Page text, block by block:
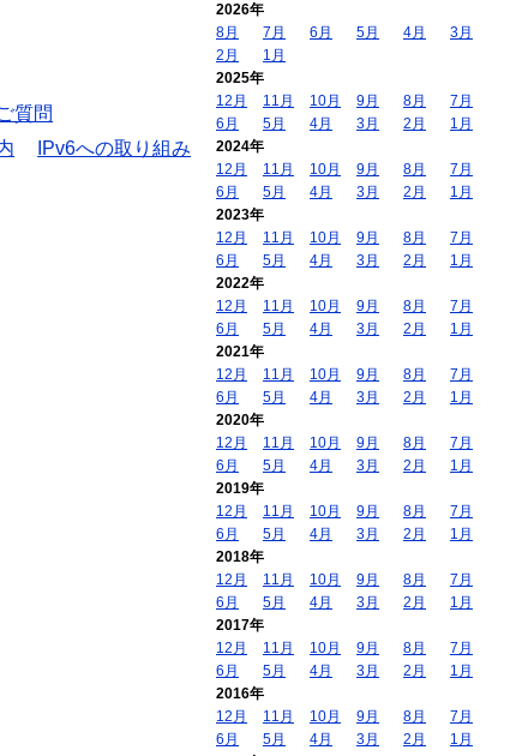
質問
IPv6への取り組み
2026年
8月
7月 6月 5月 4月
3月
2月
1月
2025年
12月
11月 10月 9月 8月
7月
6月
5月 4月 3月 2月
1月
2024年
12月
11月 10月 9月 8月
7月
6月
5月 4月 3月 2月
1月
2023年
12月
11月 10月 9月 8月
7月
6月
5月 4月 3月 2月
1月
2022年
12月
11月 10月 9月 8月
7月
6月
5月 4月 3月 2月
1月
2021年
12月
11月 10月 9月 8月
7月
6月
5月 4月 3月 2月
1月
2020年
12月
11月 10月 9月 8月
7月
6月
5月 4月 3月 2月
1月
2019年
12月
11月 10月 9月 8月
7月
6月
5月 4月 3月 2月
1月
2018年
12月
11月 10月 9月 8月
7月
6月
5月 4月 3月 2月
1月
2017年
12月
11月 10月 9月 8月
7月
6月
5月 4月 3月 2月
1月
2016年
12月
11月 10月 9月 8月
7月
6月
5月 4月 3月 2月
1月